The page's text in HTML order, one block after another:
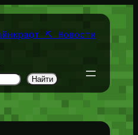
⛏️ Новости
Найти